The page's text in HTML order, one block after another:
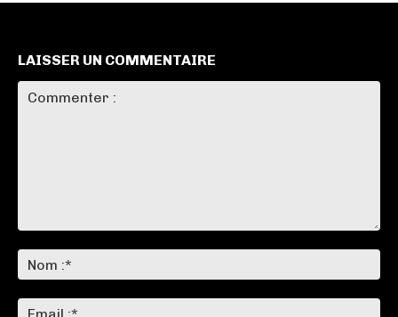
LAISSER UN COMMENTAIRE
:*